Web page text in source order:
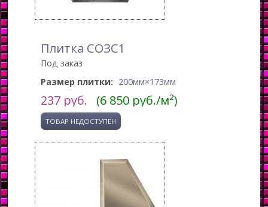
Плитка СОЗС1
Под заказ
Размер плитки: 200мм×173мм
237 руб. (6 850 руб./м²)